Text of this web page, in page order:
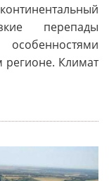
перепады
регионе. Климат